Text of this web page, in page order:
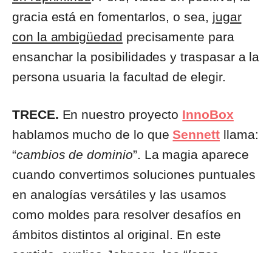
gracia está en fomentarlos, o sea, jugar
con la ambigüedad precisamente para
ensanchar la posibilidades y traspasar a la
persona usuaria la facultad de elegir.
TRECE. En nuestro proyecto InnoBox
hablamos mucho de lo queSennett llama:
“cambios de dominio”. La magia aparece
cuando convertimos soluciones puntuales
en analogías versátiles y las usamos
como moldes para resolver desafíos en
ámbitos distintos al original. En este